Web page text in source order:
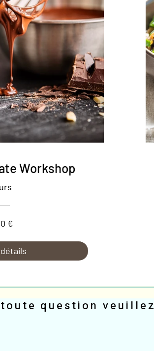
Workshop
€
question veuillez